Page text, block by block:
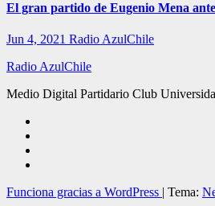
El gran partido de Eugenio Mena
Jun 4, 2021 Radio AzulChile
Radio AzulChile
Medio Digital Partidario Club
Funciona gracias a WordPress | Tema: